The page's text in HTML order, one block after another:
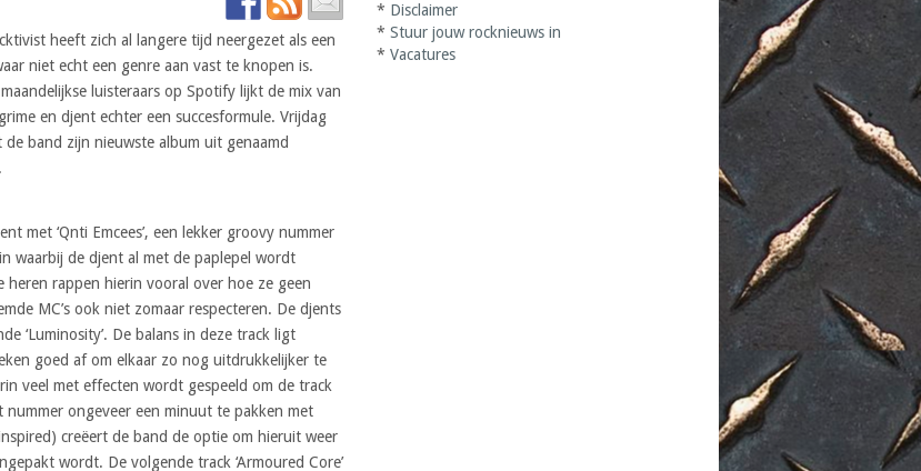
heeft zich al langere tijd neergezet als een
niet echt een genre aan vast te knopen is.
luisteraars op Spotify lijkt de mix van
en djent echter een succesformule. Vrijdag
de band zijn nieuwste album uit genaamd
met ‘Qnti Emcees’, een lekker groovy nummer
waarbij de djent al met de paplepel wordt
heren rappen hierin vooral over hoe ze geen
MC’s ook niet zomaar respecteren. De djents
‘Luminosity’. De balans in deze track ligt
goed af om elkaar zo nog uitdrukkelijker te
veel met effecten wordt gespeeld om de track
ongeveer een minuut te pakken met
creëert de band de optie om hieruit weer
wordt. De volgende track ‘Armoured Core’
* Disclaimer
*Stuur jouw rocknieuws in
*Vacatures